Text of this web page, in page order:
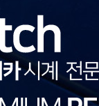
읽어주세요
채널 사칭 피해 주..
감사 이벤트